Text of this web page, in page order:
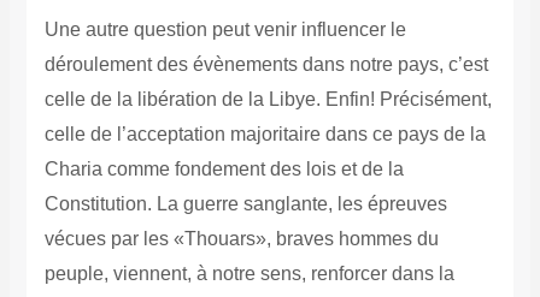
Une autre question peut venir influencer le
déroulement des évènements dans notre pays, c’est
celle de la libération de la Libye. Enfin! Précisément,
celle de l’acceptation majoritaire dans ce pays de la
Charia comme fondement des lois et de la
Constitution. La guerre sanglante, les épreuves
vécues par les «Thouars», braves hommes du
peuple, viennent, à notre sens, renforcer dans la